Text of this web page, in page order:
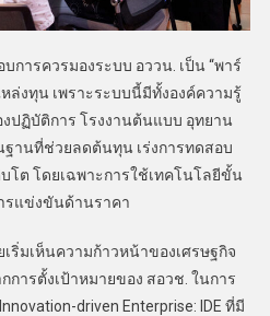
ารควรมองระบบ อววน. เป็น “พาร์
ล่งทุน เพราะระบบนี้มีทั้งองค์ความรู้
ปฏิบัติการ โรงงานต้นแบบ อุทยาน
านที่ช่วยลดต้นทุน เร่งการทดสอบ
ต โดยเฉพาะการใช้เทคโนโลยีขั้น
รแข่งขันด้านราคา
มเห็นความก้าวหน้าของเศรษฐกิจ
การตั้งเป้าหมายของ สอวช. ในการ
driven Enterprise: IDE ที่มี